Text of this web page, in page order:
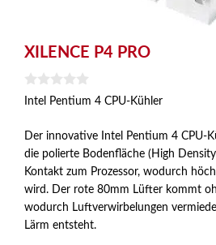
XILENCE P4 PRO
0
n
Intel Pentium 4 CPU-Kühler
Der innovative Intel Pentium 4 CPU-
die polierte Bodenfläche (High
Kontakt zum Prozessor, wodurch
wird. Der rote 80mm Lüfter kommt
wodurch Luftverwirbelungen
Lärm entsteht.